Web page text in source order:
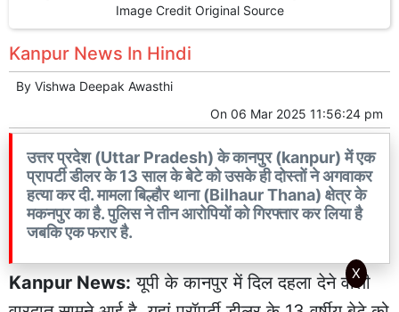
Image Credit Original Source
Kanpur News In Hindi
By Vishwa Deepak Awasthi
On 06 Mar 2025 11:56:24 pm
उत्तर प्रदेश (Uttar Pradesh) के कानपुर (kanpur) में एक
प्रापर्टी डीलर के 13 साल के बेटे को उसके ही दोस्तों ने अगवाकर
हत्या कर दी. मामला बिल्हौर थाना (Bilhaur Thana) क्षेत्र के
मकनपुर का है. पुलिस ने तीन आरोपियों को गिरफ्तार कर लिया है
जबकि एक फरार है.
Kanpur News: यूपी के कानपुर में दिल दहला देने वाली
X